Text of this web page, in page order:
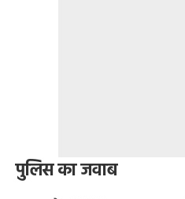
पुलिस का जवाब